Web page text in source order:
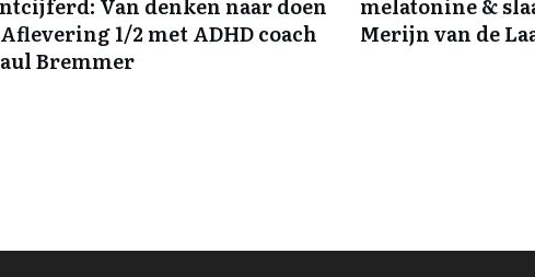
1/2 met ADHD coach
Bremmer
Merijn van de